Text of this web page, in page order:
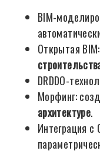
BIM-
Открытая
DRDDO-
Морфинг:
архитектуре.
Интеграция с